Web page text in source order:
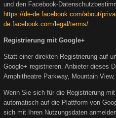
und den Facebook-
https://de-de.facebook.com/about/
de.facebook.com/legal/terms/.
Registrierung mit Google+
Statt einer direkten Registrierung auf
Google+ registrieren. Anbieter dieses
Amphitheatre Parkway, Mountain
Wenn Sie sich für die Registrierung
automatisch auf die Plattform von
sich mit Ihren Nutzungsdaten